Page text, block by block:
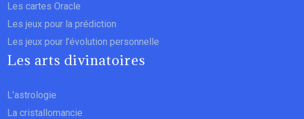
Les cartes Oracle
Les jeux pour la prédiction
Les jeux pour l’évolution personnelle
Les arts divinatoires
L’astrologie
La cristallomancie